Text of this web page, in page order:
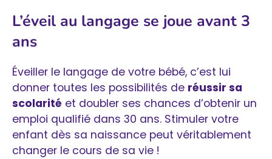
L’éveil au langage se joue avant 3
ans
Éveiller le langage de votre bébé, c’est lui
donner toutes les possibilités de réussir sa
scolarité et doubler ses chances d’obtenir un
emploi qualifié dans 30 ans. Stimuler votre
enfant dès sa naissance peut véritablement
changer le cours de sa vie !